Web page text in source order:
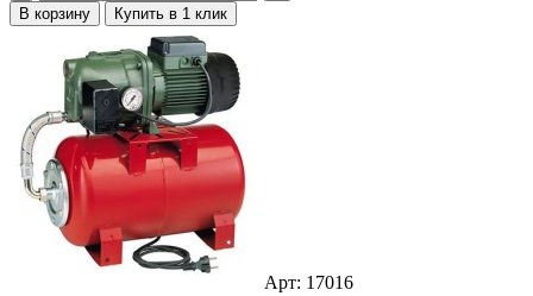
В корзину Купить в 1 клик
Арт: 17016